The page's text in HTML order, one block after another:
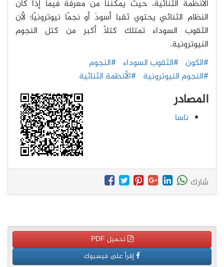
الأنظمة الثنائية، حيث يُمَكننا من معرفة فيما إذا كان
النظام الثنائي يحتوي ثقبا أسودَ أو نجمًا نيوترونيًا؛ لأن
الثقوب السوداء تمتلك كتلاً أكبر من كتل النجوم
النيوترونية.
#الكون #الثقوب السوداء #النجوم
#النجوم النيوترونية #الأنظمة الثنائية
المصادر
ناسا
شارك
تحميل PDF
إقرأ على فيسبوك